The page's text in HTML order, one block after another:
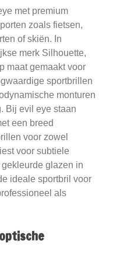
met premium
zoals fietsen,
of skiën. In
merk Silhouette,
maat gemaakt voor
sportbrillen
monturen
Bij evil eye staan
een breed
voor zowel
voor subtiele
glazen in
ideale sportbril voor
als